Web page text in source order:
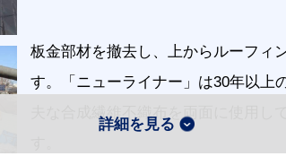
板金部材を撤去し、上からルーフィ
す。「ニューライナー」は30年以上
夫な合成繊維不織布を両面に使用し
詳細を見る